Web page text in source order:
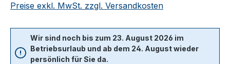
Preise exkl. MwSt. zzgl. Versandkosten
Wir sind noch bis zum 23. August 2026 im
Betriebsurlaub und ab dem 24. August wieder
persönlich für Sie da.